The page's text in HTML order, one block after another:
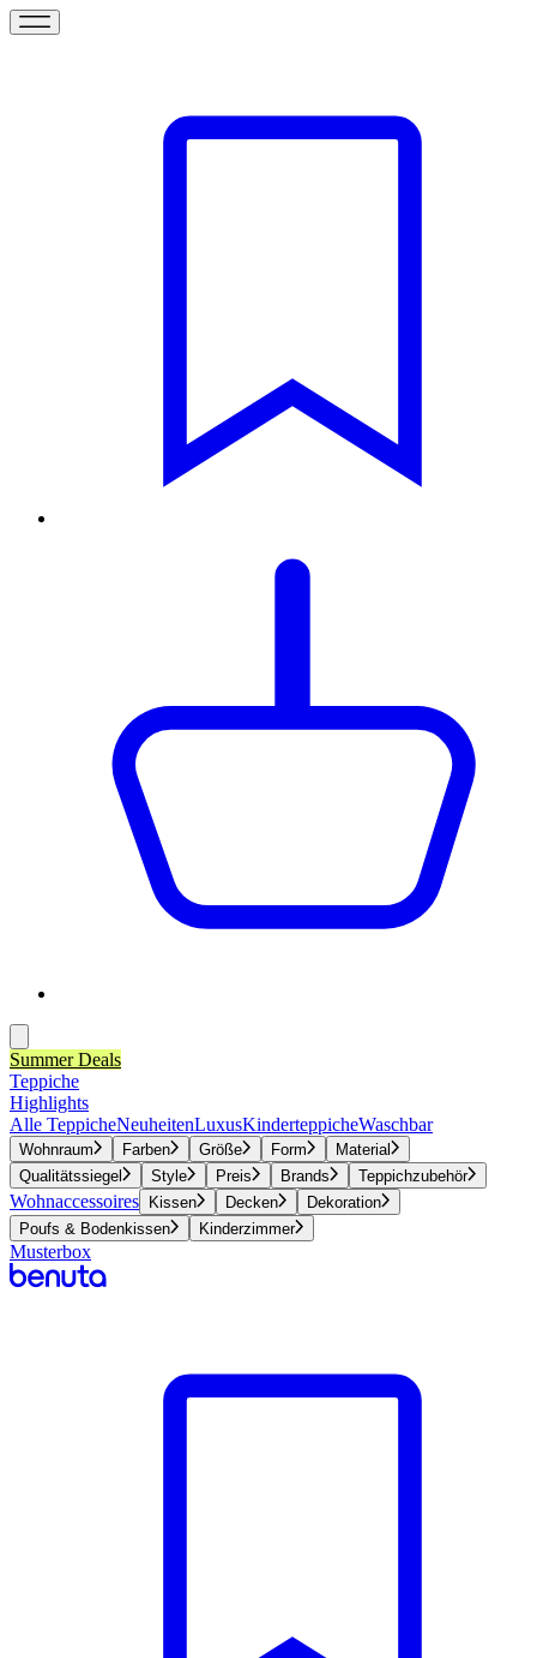
Summer Deals
Teppiche
Highlights
Alle TeppicheNeuheitenLuxusKinderteppicheWaschbar
Wohnraum Farben Größe Form
Material
Qualitätssiegel
Style Preis Brands Teppichzubehör
Wohnaccessoires Kissen Decken
Dekoration
Poufs & Bodenkissen
Kinderzimmer
Musterbox